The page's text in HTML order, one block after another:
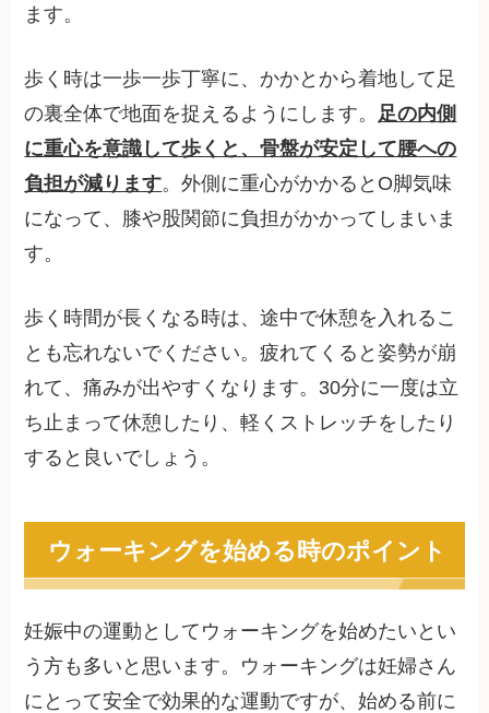
ます。
歩く時は一歩一歩丁寧に、かかとから着地して足
の裏全体で地面を捉えるようにします。 足の内側
に重心を意識して歩くと、骨盤が安定して腰への
負担が減ります。外側に重心がかかるとO脚気味
になって、膝や股関節に負担がかかってしまいま
す。
歩く時間が長くなる時は、途中で休憩を入れるこ
とも忘れないでください。疲れてくると姿勢が崩
れて、痛みが出やすくなります。30分に一度は立
ち止まって休憩したり、軽くストレッチをしたり
すると良いでしょう。
ウォーキングを始める時のポイント
妊娠中の運動としてウォーキングを始めたいとい
う方も多いと思います。ウォーキングは妊婦さん
にとって安全で効果的な運動ですが、始める前に